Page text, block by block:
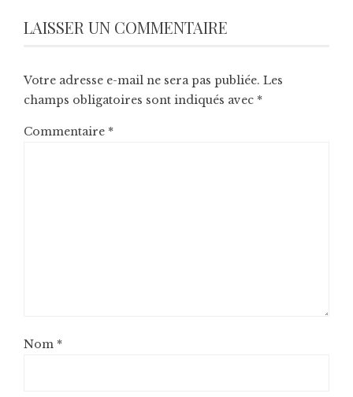
LAISSER UN COMMENTAIRE
Votre adresse e-mail ne sera pas publiée. Les
champs obligatoires sont indiqués avec *
Commentaire *
Nom *